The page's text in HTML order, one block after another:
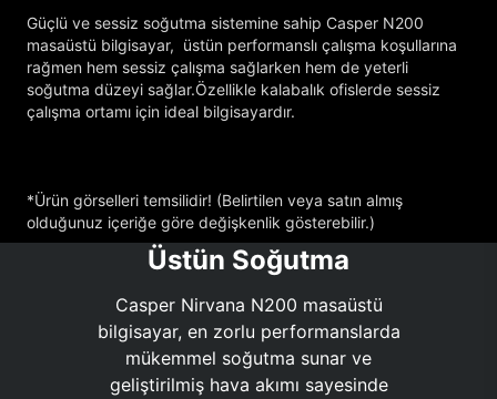
Güçlü ve sessiz soğutma sistemine sahip Casper N200
masaüstü bilgisayar, üstün performanslı çalışma koşullarına
rağmen hem sessiz çalışma sağlarken hem de yeterli
soğutma düzeyi sağlar.Özellikle kalabalık ofislerde sessiz
çalışma ortamı için ideal bilgisayardır.
*Ürün görselleri temsilidir! (Belirtilen veya satın almış
olduğunuz içeriğe göre değişkenlik gösterebilir.)
Üstün Soğutma
Casper Nirvana N200 masaüstü
bilgisayar, en zorlu performanslarda
mükemmel soğutma sunar ve
geliştirilmiş hava akımı sayesinde